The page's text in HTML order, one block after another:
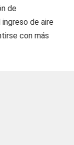
de
de aire
con más